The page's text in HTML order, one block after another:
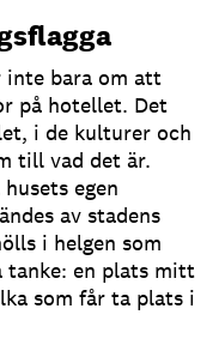
inte bara om att
på hotellet. Det
i de kulturer och
till vad det är.
egen
av stadens
i helgen som
tanke: en plats mitt
som får ta plats i